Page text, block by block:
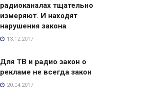
радиоканалах тщательно
измеряют. И находят
нарушения закона
13.12.2017
Для ТВ и радио закон о
рекламе не всегда закон
20.04.2017